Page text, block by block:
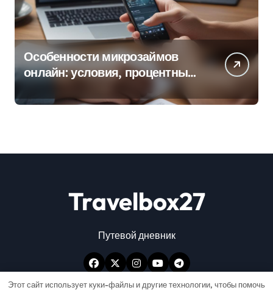
Особенности микрозаймов
онлайн: условия, процентные
ставки и порядок оформления
Travelbox27
Путевой дневник
Этот сайт использует куки-файлы и другие технологии, чтобы помочь